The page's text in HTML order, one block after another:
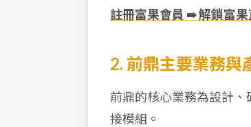
註冊富果會員 ➠ 解鎖富
2. 前鼎主要業務與
前鼎的核心業務為設計
接模組。